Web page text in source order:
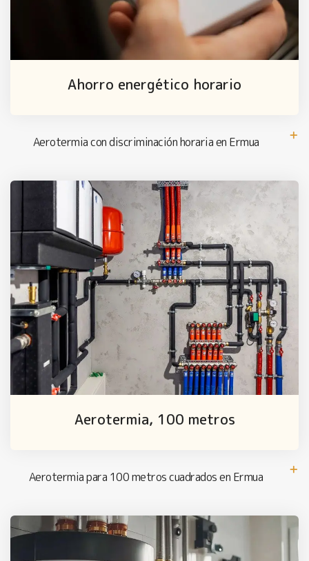
Ahorro energético horario
Aerotermia con discriminación horaria en Ermua
Aerotermia, 100 metros
Aerotermia para 100 metros cuadrados en Ermua